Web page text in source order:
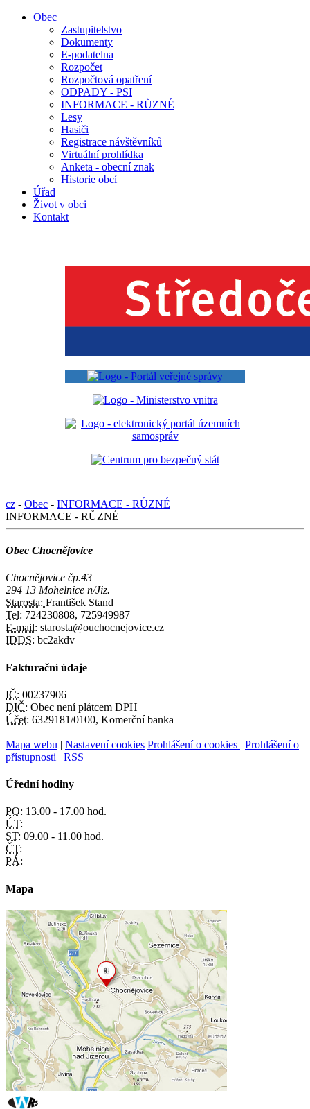
Obec
Zastupitelstvo
Dokumenty
E-podatelna
Rozpočet
Rozpočtová opatření
ODPADY - PSI
INFORMACE - RŮZNÉ
Lesy
Hasiči
Registrace návštěvníků
Virtuální prohlídka
Anketa - obecní znak
Historie obcí
Úřad
Život v obci
Kontakt
cz - Obec - INFORMACE - RŮZNÉ
INFORMACE - RŮZNÉ
Obec Chocnějovice
Chocnějovice čp.43
294 13 Mohelnice n/Jiz.
Starosta: František Stand
Tel: 724230808, 725949987
E-mail: starosta@ouchocnejovice.cz
IDDS: bc2akdv
Fakturační údaje
IČ: 00237906
DIČ: Obec není plátcem DPH
Účet: 6329181/0100, Komerční banka
Mapa webu | Nastavení cookies Prohlášení o cookies | Prohlášení o
přístupnosti | RSS
Úřední hodiny
PO: 13.00 - 17.00 hod.
ÚT:
ST: 09.00 - 11.00 hod.
ČT:
PÁ:
Mapa